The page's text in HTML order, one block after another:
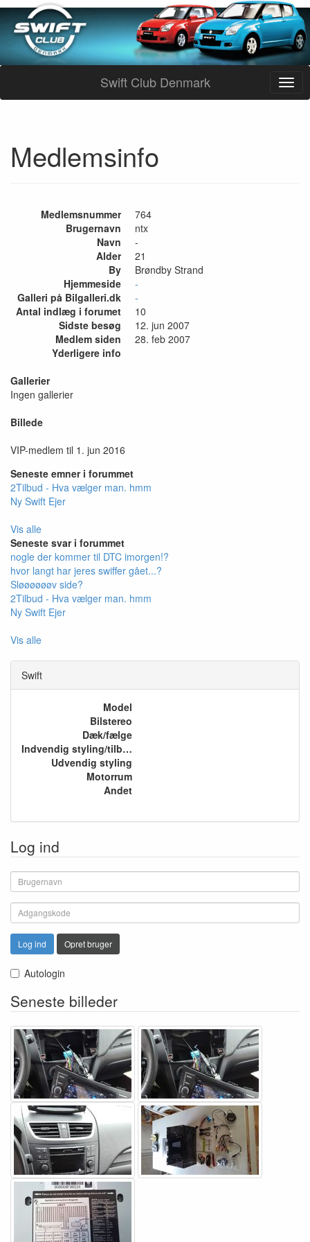
Swift Club Denmark
Medlemsinfo
Medlemsnummer
764
Brugernavn
ntx
Navn
-
Alder
21
By
Brøndby Strand
Hjemmeside
-
Galleri på Bilgalleri.dk
-
Antal indlæg i forumet
10
Sidste besøg
12. jun 2007
Medlem siden
28. feb 2007
Yderligere info
Gallerier
Ingen gallerier
Billede
VIP-medlem til 1. jun 2016
Seneste emner i forummet
2Tilbud - Hva vælger man. hmm
Ny Swift Ejer
Vis alle
Seneste svar i forummet
nogle der kommer til DTC imorgen!?
hvor langt har jeres swiffer gået...?
Sløøøøøøv side?
2Tilbud - Hva vælger man. hmm
Ny Swift Ejer
Vis alle
Swift
Model
Bilstereo
Dæk/fælge
Indvendig styling/tilbehør
Udvendig styling
Motorrum
Andet
Log ind
Log ind Opret bruger
Autologin
Seneste billeder